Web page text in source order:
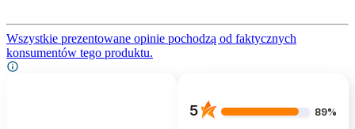
Wszystkie prezentowane opinie pochodzą od faktycznych
konsumentów tego produktu.
5 89%